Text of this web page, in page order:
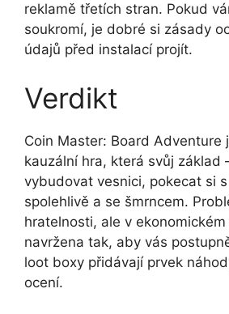
reklamě třetích stran. Pokud
soukromí, je dobré si zásady
údajů před instalací projít.
Verdikt
Coin Master: Board Adventure
kauzální hra, která svůj
vybudovat vesnici, pokecat si
spolehlivě a se šmrncem.
hratelnosti, ale v
navržena tak, aby vás
loot boxy přidávají prvek
ocení.